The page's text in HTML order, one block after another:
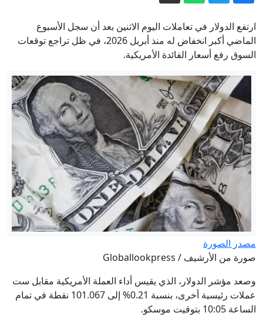
حديثا نبويا عنوانا لفيلم أكشن؟
اعتقال المئات على خلفية حرائق الغابات
في فرنسا، لكن من المسؤول؟
مباشر - حرب إيران تستنزف مخزون
واشنطن من الأسلحة.. وبزشكيان يكشف
تفاصيل إحباط "خطة الغزو البري"
بعيدا عن الأنظار.. الاحتلال يوافق على البدء
بمشروع "إعمار رفح"
دراسة تكشف.. جزيئات البلاستيك قد تؤثر
في نمو الجنين أثناء الحمل
إيران مباشر.. اتفاق وشيك بين طهران
ومسقط والحرس الثوري يشترط لفتح
هرمز
ارتفع الدولار في تعاملات اليوم الاثنين بعد أن سجل الأسبوع
الماضي أكبر انخفاض له منذ أبريل 2026، في ظل تراجع توقعات
السوق رفع أسعار الفائدة الأمريكية.
مصدر الصورة
صورة من الأرشيف / Globallookpress
وصعد مؤشر الدولار، الذي يقيس أداء العملة الأمريكية مقابل ست
عملات رئيسية أخرى، بنسبة 0.21% إلى 101.067 نقطة في تمام
الساعة 10:05 بتوقيت موسكو.